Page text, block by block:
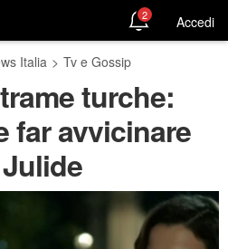
2 Accedi
Italia > Tv e Gossip
turche:
far avvicinare